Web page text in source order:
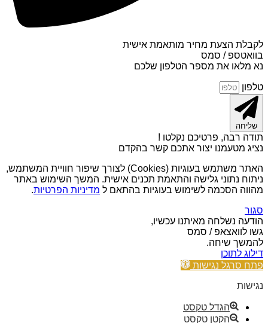
לקבלת הצעת מחיר מותאמת אישית
בוואטספ / סמס
נא מלאו את מספר הטלפון שלכם
טלפון
שליחה
תודה רבה, פרטיכם נקלטו !
נציג מטעמנו יצור אתכם קשר בהקדם
האתר משתמש בעוגיות (Cookies) לצורך שיפור חוויית המשתמש,
ניתוח נתוני גלישה והתאמת תכנים אישית. המשך השימוש באתר
מהווה הסכמה לשימוש בעוגיות בהתאם ל מדיניות הפרטיות.
סגור
הודעה נשלחה מאיתנו עכשיו,
גשו לוואצאפ / סמס
להמשך שיחה.
דילוג לתוכן
פתח סרגל נגישות
נגישות
הגדל טקסט
הקטן טקסט